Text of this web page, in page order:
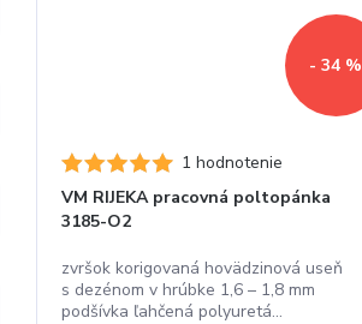
- 34 %
1 hodnotenie
VM RIJEKA pracovná poltopánka
3185-O2
zvršok korigovaná hovädzinová useň
s dezénom v hrúbke 1,6 – 1,8 mm
podšívka ľahčená polyuretá...